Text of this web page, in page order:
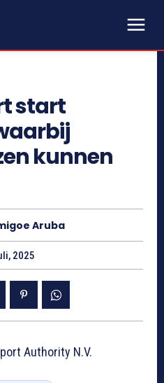
start
kunnen
Aruba
2025
Authority N.V.